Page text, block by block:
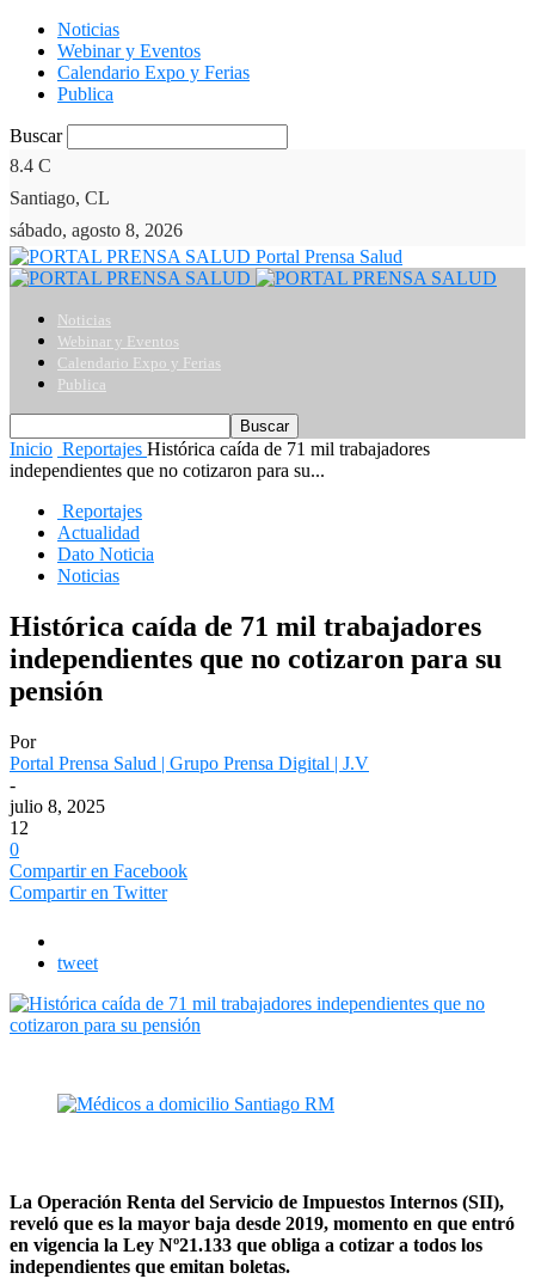
Noticias
Webinar y Eventos
Calendario Expo y Ferias
Publica
Buscar
8.4 C
Santiago, CL
sábado, agosto 8, 2026
Portal Prensa Salud
Noticias
Webinar y Eventos
Calendario Expo y Ferias
Publica
Inicio Reportajes Histórica caída de 71 mil trabajadores
independientes que no cotizaron para su...
Reportajes
Actualidad
Dato Noticia
Noticias
Histórica caída de 71 mil trabajadores
independientes que no cotizaron para su
pensión
Por
Portal Prensa Salud | Grupo Prensa Digital | J.V
-
julio 8, 2025
12
0
Compartir en Facebook
Compartir en Twitter
tweet
La Operación Renta del Servicio de Impuestos Internos (SII),
reveló que es la mayor baja desde 2019, momento en que entró
en vigencia la Ley Nº21.133 que obliga a cotizar a todos los
independientes que emitan boletas.